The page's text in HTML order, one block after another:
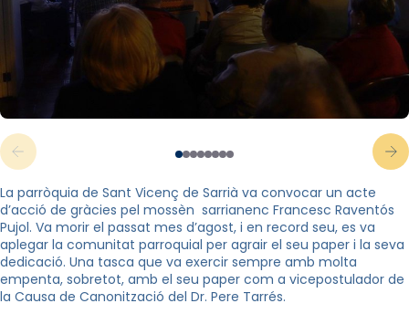
La parròquia de Sant Vicenç de Sarrià va convocar un acte
d’acció de gràcies pel mossèn sarrianenc Francesc Raventós
Pujol. Va morir el passat mes d’agost, i en record seu, es va
aplegar la comunitat parroquial per agrair el seu paper i la seva
dedicació. Una tasca que va exercir sempre amb molta
empenta, sobretot, amb el seu paper com a vicepostulador de
la Causa de Canonització del Dr. Pere Tarrés.